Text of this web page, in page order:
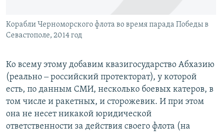
Корабли Черноморского флота во время парада Победы в
Севастополе, 2014 год
Ко всему этому добавим квазигосударство Абхазию
(реально ‒ российский протекторат), у которой
есть, по данным СМИ, несколько боевых катеров, в
том числе и ракетных, и сторожевик. И при этом
она не несет никакой юридической
ответственности за действия своего флота (на